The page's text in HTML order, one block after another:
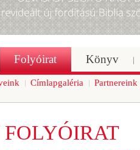
Folyóirat Könyv
Címlapgaléria Partnereink